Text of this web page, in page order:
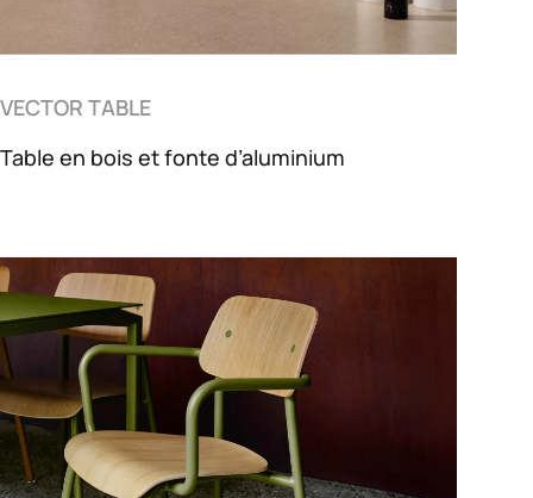
VECTOR TABLE
Table en bois et fonte d’aluminium